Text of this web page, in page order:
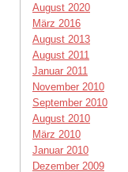
August 2020
März 2016
August 2013
August 2011
Januar 2011
November 2010
September 2010
August 2010
März 2010
Januar 2010
Dezember 2009